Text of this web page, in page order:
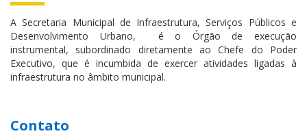
A Secretaria Municipal de Infraestrutura, Serviços Públicos e
Desenvolvimento Urbano, é o Órgão de execução
instrumental, subordinado diretamente ao Chefe do Poder
Executivo, que é incumbida de exercer atividades ligadas à
infraestrutura no âmbito municipal.
Contato